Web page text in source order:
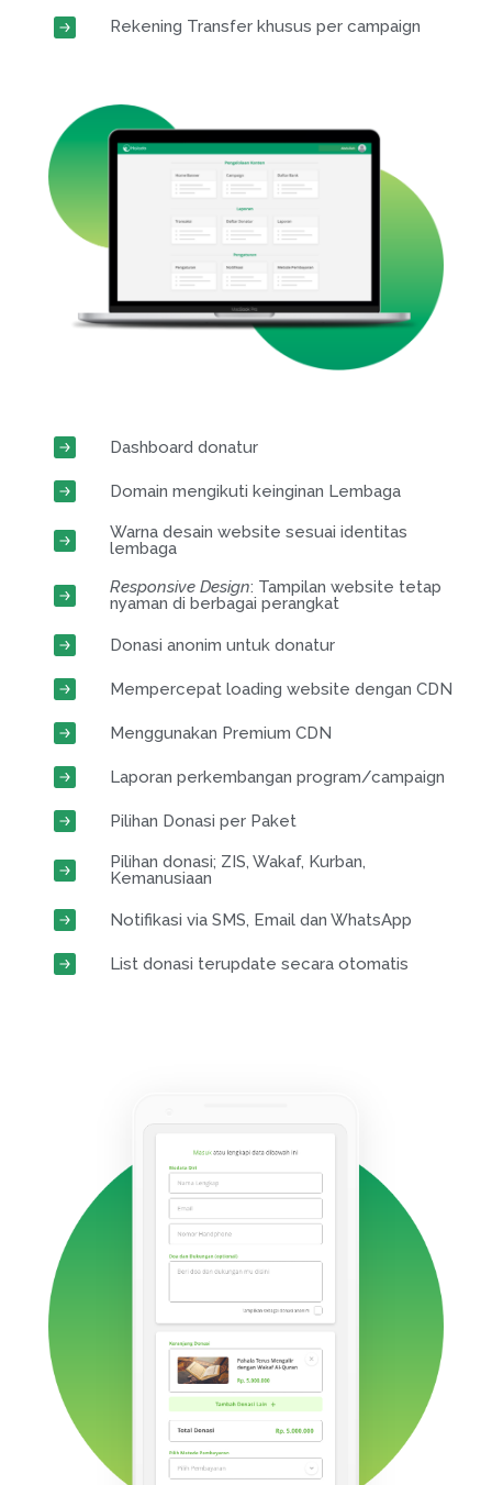
Rekening Transfer khusus per campaign
Dashboard donatur
Domain mengikuti keinginan Lembaga
Warna desain website sesuai identitas
lembaga
Responsive Design: Tampilan website tetap
nyaman di berbagai perangkat
Donasi anonim untuk donatur
Mempercepat loading website dengan CDN
Menggunakan Premium CDN
Laporan perkembangan program/campaign
Pilihan Donasi per Paket
Pilihan donasi; ZIS, Wakaf, Kurban,
Kemanusiaan
Notifikasi via SMS, Email dan WhatsApp
List donasi terupdate secara otomatis